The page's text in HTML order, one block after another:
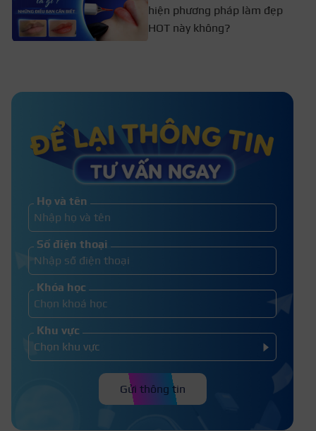
hiện phương pháp làm đẹp
HOT này không?
Họ và tên
Số điện thoại
Khóa học
Khu vực
Gửi thông tin